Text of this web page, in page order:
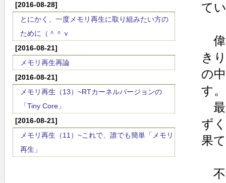
[2016-08-28]
とにかく、一度メモリ再生に取り組みたい方の
ために（＾＾ｖ
[2016-08-21]
メモリ再生再論
[2016-08-21]
メモリ再生（13）~RTカーネルバージョンの
「Tiny Core」
[2016-08-21]
メモリ再生（11）~これで、誰でも簡単「メモリ
再生」
て
偉
き
の
す。
最
ず
果
不